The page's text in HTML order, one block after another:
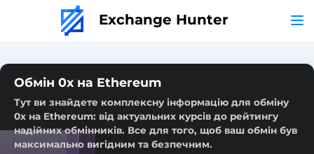
Exchange Hunter
Обмін 0x на Ethereum
Тут ви знайдете комплексну інформацію для обміну
0x на Ethereum: від актуальних курсів до рейтингу
надійних обмінників. Все для того, щоб ваш обмін був
максимально вигідним та безпечним.